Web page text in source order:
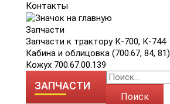
Контакты
Запчасти
Запчасти к трактору К-700, К-744
Кабина и облицовка (700.67, 84, 81)
Кожух 700.67.00.139
ЗАПЧАСТИ
Поиск